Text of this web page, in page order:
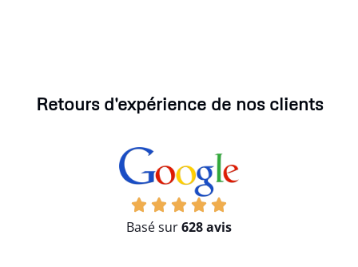
Retours d'expérience de nos clients
Basé sur628 avis